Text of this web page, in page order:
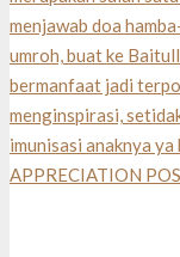
APPRECIATION